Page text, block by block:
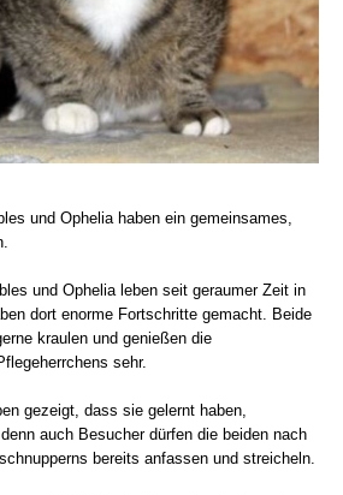
und Ophelia haben ein gemeinsames,
und Ophelia leben seit geraumer Zeit in
dort enorme Fortschritte gemacht. Beide
kraulen und genießen die
sehr.
gezeigt, dass sie gelernt haben,
auch Besucher dürfen die beiden nach
bereits anfassen und streicheln.